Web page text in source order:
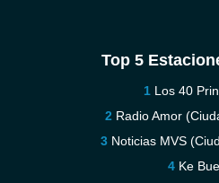
Top 5
Los 40
Radio Amor
Noticias MVS
Ke